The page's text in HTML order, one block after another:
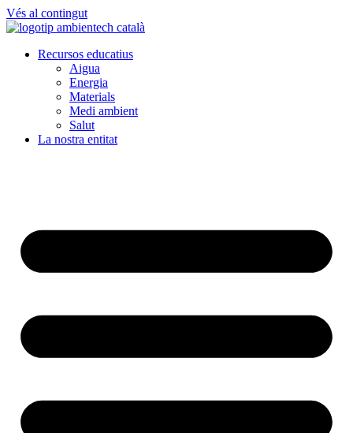
Vés al contingut
Recursos educatius
Aigua
Energia
Materials
Medi ambient
Salut
La nostra entitat